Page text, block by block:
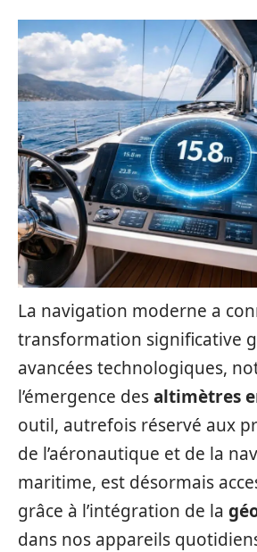
La navigation moderne a
transformation significative
avancées technologiques,
l’émergence desaltimètres
outil, autrefois réservé aux
de l’aéronautique et de la
maritime, est désormais
grâce à l’intégration de la
dans nos appareils